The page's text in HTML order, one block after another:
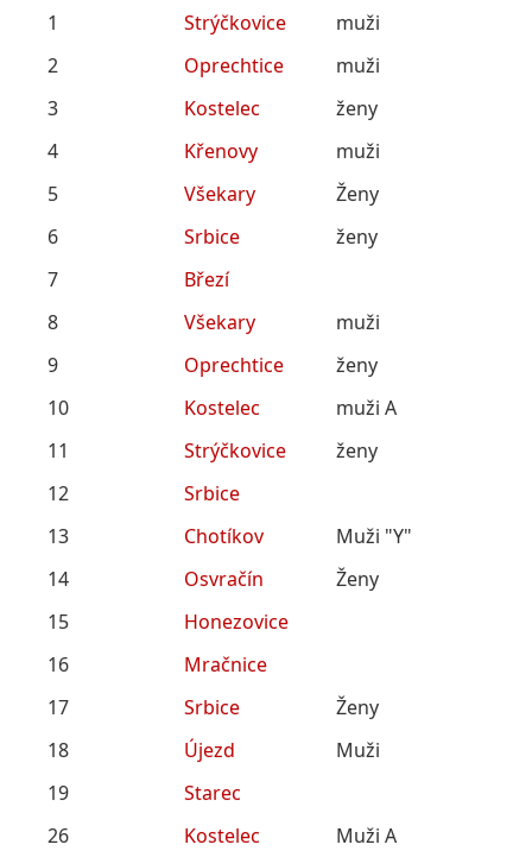
1 Strýčkovice
muži
2
Oprechtice
muži
3
Kostelec
ženy
4
Křenovy
muži
5
Všekary
Ženy
6
Srbice
ženy
7
Březí
8
Všekary
muži
9
Oprechtice
ženy
10
Kostelec
muži A
11
Strýčkovice
ženy
12
Srbice
13
Chotíkov
Muži "Y"
14
Osvračín
Ženy
15
Honezovice
16
Mračnice
17
Srbice
Ženy
18
Újezd
Muži
19
Starec
26
Kostelec
Muži A